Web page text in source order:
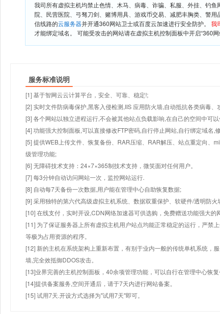
我司所有虚拟主机均禁止色情、木马、病毒、诈骗、私服、外挂、钓
院、民营医院、弓驽刀剑、赌博用具、游戏币交易、减肥丰胸类、警
信线路的云服务器并开通360网站卫士或百度云加速进行安全防护。 我
才能绑定域名。 可能受攻击的网站请在虚拟主机控制面板中开启“360
服务标准说明
[1] 基于智网云云计算平台，安全、可靠、稳定!;
[2] 实时文件防病毒保护,黑客入侵检测,IIS 应用防火墙,自动抵抗各类病毒、
[3] 各个网站以独立进程运行,不会被其他站点负载影响,在自己的空间中可
[4] 功能强大控制面板,可以直接修改FTP密码,自行停止网站,自行绑定域名,
[5] 提供WEB上传文件、恢复备份、RAR压缩、RAR解压、站点重定向、
级管理功能;
[6] 无障碍技术支持：24×7×365制技术支持，微笑面对任何用户。
[7] 每3分钟自动访问网站一次，监控网站运行.
[8] 自动每7天备份一次数据,用户能在管理中心自助恢复数据;
[9] 采用独特的第六代高级虚拟主机系统、数据双重保护、软硬件/透明防火
[10] 在线支付，实时开设,CDN网络加速器可供选购，免费赠送功能强大
[11] 为了保证服务器上所有虚拟主机用户站点均能正常稳定的运行，严禁
等极为占用资源的程序。
[12] 新的主机在系统架构上重新布置，有别于业内一般的传统单机系统，
墙,完全效抵御DDOS攻击。
[13]业界完善的主机控制面板，40余项管理功能，可以自行在管理中心恢
[14]提供备案服务,空间开通后，请于7天内进行网站备案。
[15] 试用7天.开设方式选择为"试用7天"即可。